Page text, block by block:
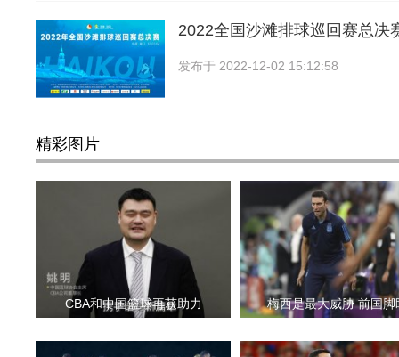
2022全国沙滩排球巡回赛总决
发布于 2022-12-02 15:12:58
精彩图片
CBA和中国篮球再获助力 梅西是最大威胁 前国脚